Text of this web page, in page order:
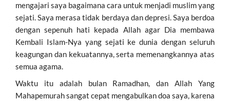
mengajari saya bagaimana cara untuk menjadi muslim yang
sejati. Saya merasa tidak berdaya dan depresi. Saya berdoa
dengan sepenuh hati kepada Allah agar Dia membawa
Kembali Islam-Nya yang sejati ke dunia dengan seluruh
keagungan dan kekuatannya, serta memenangkannya atas
semua agama.
Waktu itu adalah bulan Ramadhan, dan Allah Yang
Mahapemurah sangat cepat mengabulkan doa saya, karena